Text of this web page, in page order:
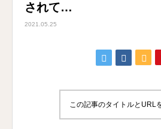
されて…
2021.05.25
この記事のタイトルとURL